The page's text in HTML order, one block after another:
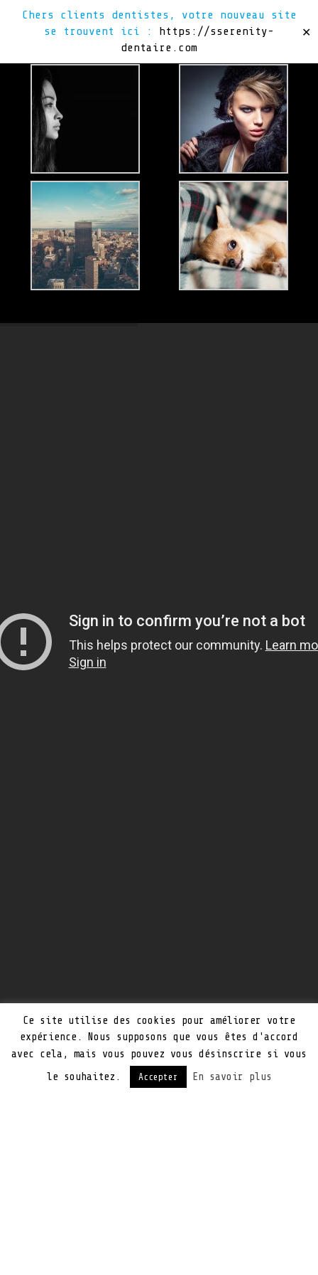
Chers clients dentistes, votre nouveau site
se trouvent ici : https://sserenity-
dentaire.com
✕
Ce site utilise des cookies pour améliorer votre
expérience. Nous supposons que vous êtes d'accord
avec cela, mais vous pouvez vous désinscrire si vous
le souhaitez.
Accepter En savoir plus